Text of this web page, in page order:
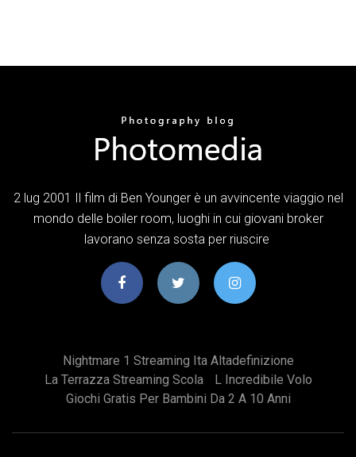
2 lug 2001 Il film di Ben Younger è un avvincente viaggio nel
mondo delle boiler room, luoghi in cui giovani broker
lavorano senza sosta per riuscire
Nightmare 1 Streaming Ita Altadefinizione
La Terrazza Streaming Scola
L Incredibile Volo
Giochi Gratis Per Bambini Da 2 A 10 Anni